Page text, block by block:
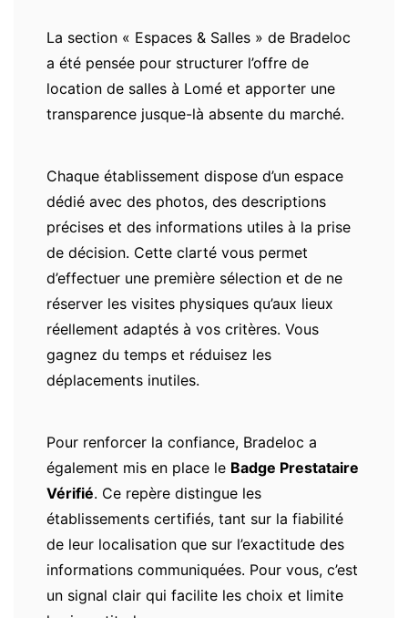
La section « Espaces & Salles » de Bradeloc
a été pensée pour structurer l’offre de
location de salles à Lomé et apporter une
transparence jusque-là absente du marché.
Chaque établissement dispose d’un espace
dédié avec des photos, des descriptions
précises et des informations utiles à la prise
de décision. Cette clarté vous permet
d’effectuer une première sélection et de ne
réserver les visites physiques qu’aux lieux
réellement adaptés à vos critères. Vous
gagnez du temps et réduisez les
déplacements inutiles.
Pour renforcer la confiance, Bradeloc a
également mis en place le Badge Prestataire
Vérifié. Ce repère distingue les
établissements certifiés, tant sur la fiabilité
de leur localisation que sur l’exactitude des
informations communiquées. Pour vous, c’est
un signal clair qui facilite les choix et limite